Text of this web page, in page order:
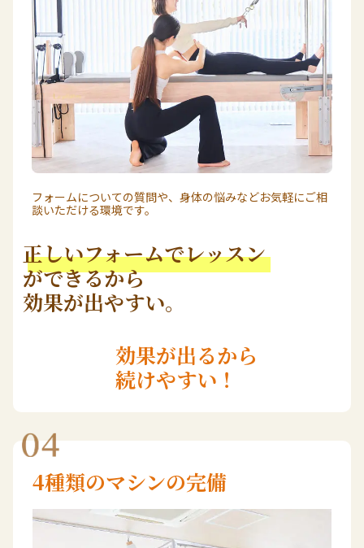
フォームについての質問や、身体の悩みなどお気軽にご相
談いただける環境です。
正しいフォームでレッスン
ができるから
効果が出やすい。
効果が出るから
続けやすい！
4種類のマシンの完備